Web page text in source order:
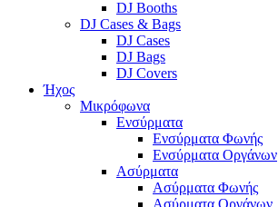
DJ Booths
DJ Cases & Bags
DJ Cases
DJ Bags
DJ Covers
Ήχος
Μικρόφωνα
Ενσύρματα
Ενσύρματα Φωνής
Ενσύρματα Οργάνων
Ασύρματα
Ασύρματα Φωνής
Ασύρματα Οργάνων